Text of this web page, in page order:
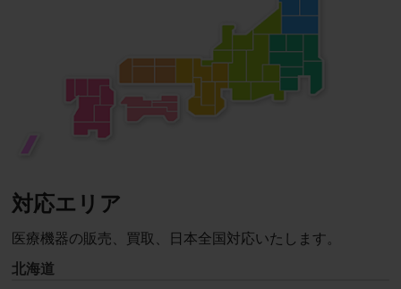
対応エリア
医療機器の販売、買取、日本全国対応いたします。
北海道